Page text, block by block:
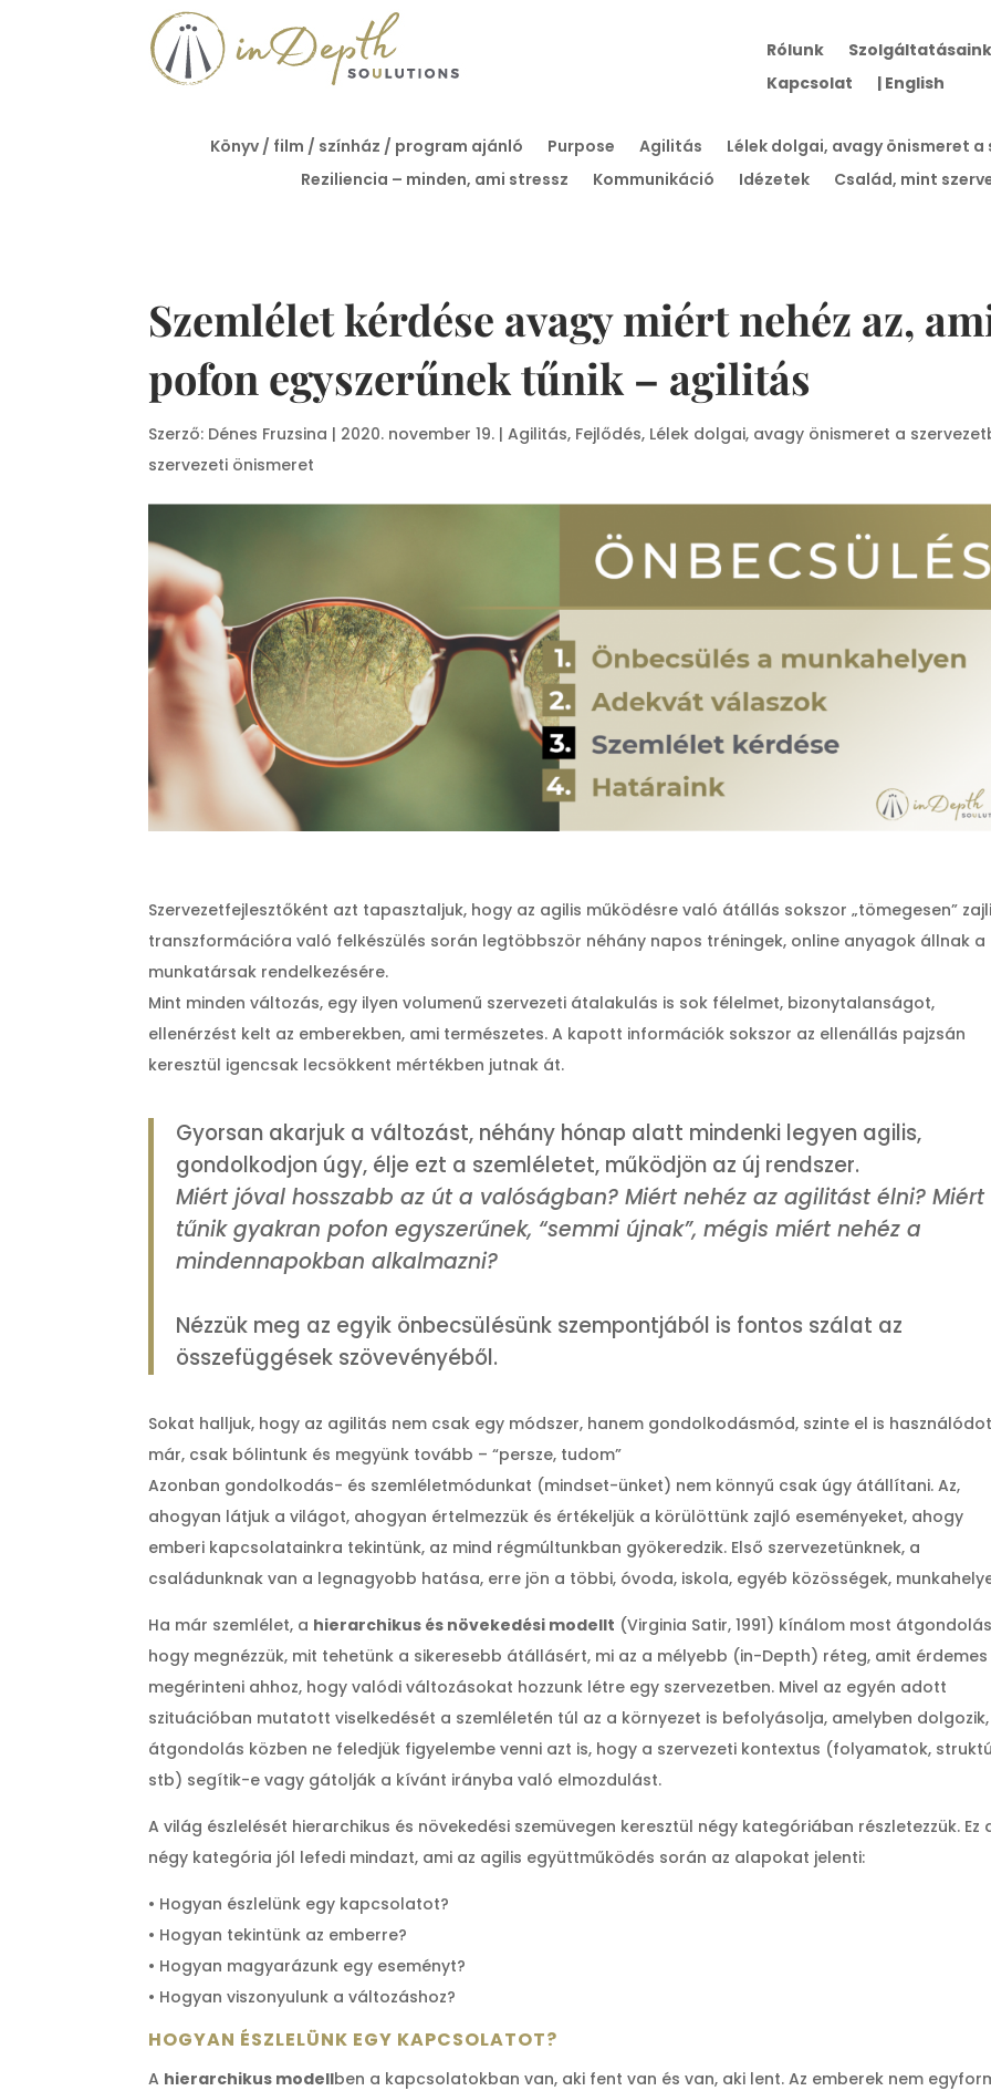
Rólunk Szolgáltatásaink
Kapcsolat
| English
Könyv / film / színház / program ajánló Purpose Agilitás
Lélek dolgai, avagy önismeret
Reziliencia – minden, ami stressz
Kommunikáció Idézetek Család, mint
Szemlélet kérdése avagy miért nehéz az,
pofon egyszerűnek tűnik – agilitás
Szerző: Dénes Fruzsina | 2020. november 19. |Agilitás, Fejlődés, Lélek dolgai, avagy önismeret a
szervezeti önismeret
Szervezetfejlesztőként azt tapasztaljuk, hogy az agilis működésre való átállás sokszor „tömegesen”
transzformációra való felkészülés során legtöbbször néhány napos tréningek, online anyagok állnak a
munkatársak rendelkezésére.
Mint minden változás, egy ilyen volumenű szervezeti átalakulás is sok félelmet, bizonytalanságot,
ellenérzést kelt az emberekben, ami természetes. A kapott információk sokszor az ellenállás pajzsán
keresztül igencsak lecsökkent mértékben jutnak át.
Gyorsan akarjuk a változást, néhány hónap alatt mindenki legyen agilis,
gondolkodjon úgy, élje ezt a szemléletet, működjön az új rendszer.
Miért jóval hosszabb az út a valóságban? Miért nehéz az agilitást élni? Miért
tűnik gyakran pofon egyszerűnek, “semmi újnak”, mégis miért nehéz a
mindennapokban alkalmazni?
Nézzük meg az egyik önbecsülésünk szempontjából is fontos szálat az
összefüggések szövevényéből.
Sokat halljuk, hogy az agilitás nem csak egy módszer, hanem gondolkodásmód, szinte el is
már, csak bólintunk és megyünk tovább – “persze, tudom”
Azonban gondolkodás- és szemléletmódunkat (mindset-ünket) nem könnyű csak úgy átállítani. Az,
ahogyan látjuk a világot, ahogyan értelmezzük és értékeljük a körülöttünk zajló eseményeket, ahogy
emberi kapcsolatainkra tekintünk, az mind régmúltunkban gyökeredzik. Első szervezetünknek, a
családunknak van a legnagyobb hatása, erre jön a többi, óvoda, iskola, egyéb közösségek,
Ha már szemlélet, a hierarchikus és növekedési modellt (Virginia Satir, 1991) kínálom most
hogy megnézzük, mit tehetünk a sikeresebb átállásért, mi az a mélyebb (in-Depth) réteg, amit érdemes
megérinteni ahhoz, hogy valódi változásokat hozzunk létre egy szervezetben. Mivel az egyén adott
szituációban mutatott viselkedését a szemléletén túl az a környezet is befolyásolja, amelyben dolgozik,
átgondolás közben ne feledjük figyelembe venni azt is, hogy a szervezeti kontextus (folyamatok,
stb) segítik-e vagy gátolják a kívánt irányba való elmozdulást.
A világ észlelését hierarchikus és növekedési szemüvegen keresztül négy kategóriában részletezzük. Ez
négy kategória jól lefedi mindazt, ami az agilis együttműködés során az alapokat jelenti:
• Hogyan észlelünk egy kapcsolatot?
• Hogyan tekintünk az emberre?
• Hogyan magyarázunk egy eseményt?
• Hogyan viszonyulunk a változáshoz?
HOGYAN ÉSZLELÜNK EGY KAPCSOLATOT?
A hierarchikus modellben a kapcsolatokban van, aki fent van és van, aki lent. Az emberek nem